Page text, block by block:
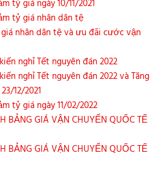
tỷ giá ngày 10/11/2021
tỷ giá nhân dân tệ
nhân dân tệ và ưu đãi cước vận
nghỉ Tết nguyên đán 2022
nghỉ Tết nguyên đán 2022 và Tăng
12/2021
tỷ giá ngày 11/02/2022
BẢNG GIÁ VẬN CHUYỂN QUỐC TẾ
BẢNG GIÁ VẬN CHUYỂN QUỐC TẾ